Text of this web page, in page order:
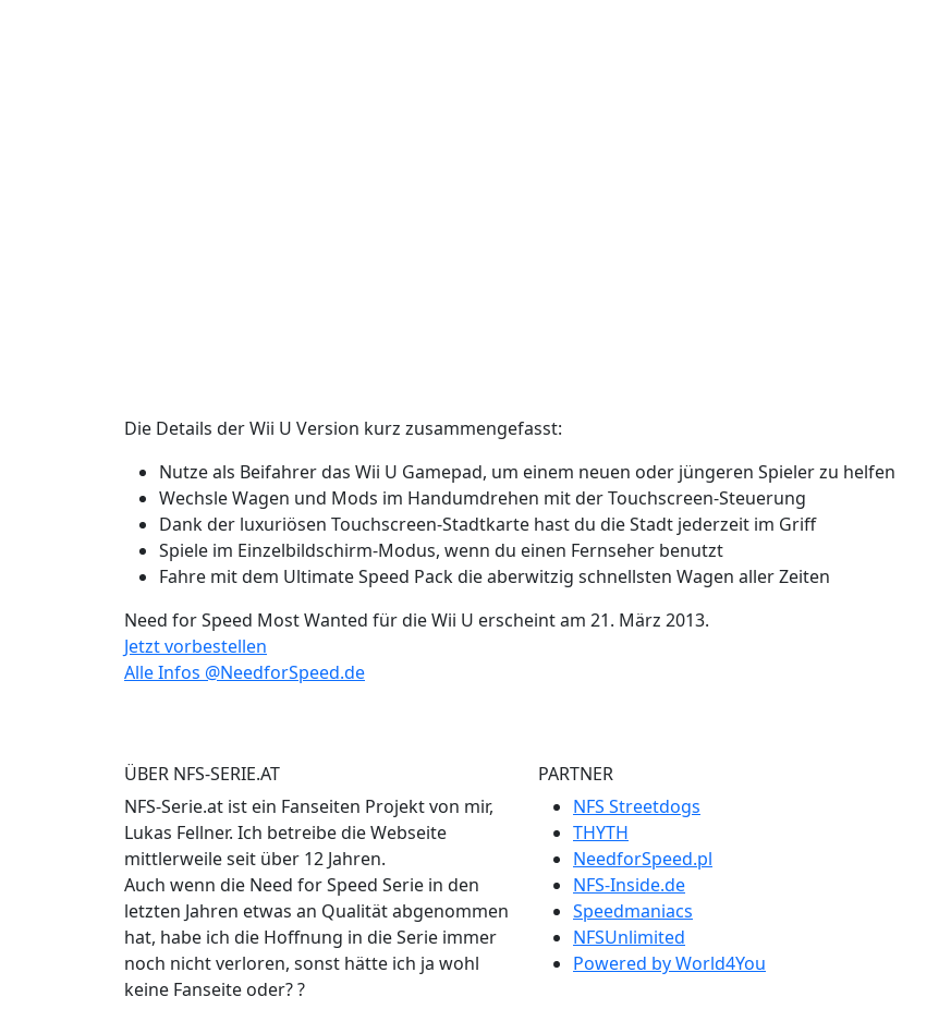
Die Details der Wii U Version kurz zusammengefasst:
Nutze als Beifahrer das Wii U Gamepad, um einem neuen oder jüngeren Spieler zu helfen
Wechsle Wagen und Mods im Handumdrehen mit der Touchscreen-Steuerung
Dank der luxuriösen Touchscreen-Stadtkarte hast du die Stadt jederzeit im Griff
Spiele im Einzelbildschirm-Modus, wenn du einen Fernseher benutzt
Fahre mit dem Ultimate Speed Pack die aberwitzig schnellsten Wagen aller Zeiten
Need for Speed Most Wanted für die Wii U erscheint am 21. März 2013.
Jetzt vorbestellen
Alle Infos @NeedforSpeed.de
ÜBER NFS-SERIE.AT
NFS-Serie.at ist ein Fanseiten Projekt von mir,
Lukas Fellner. Ich betreibe die Webseite
mittlerweile seit über 12 Jahren.
Auch wenn die Need for Speed Serie in den
letzten Jahren etwas an Qualität abgenommen
hat, habe ich die Hoffnung in die Serie immer
noch nicht verloren, sonst hätte ich ja wohl
keine Fanseite oder? ?
PARTNER
NFS Streetdogs
THYTH
NeedforSpeed.pl
NFS-Inside.de
Speedmaniacs
NFSUnlimited
Powered by World4You